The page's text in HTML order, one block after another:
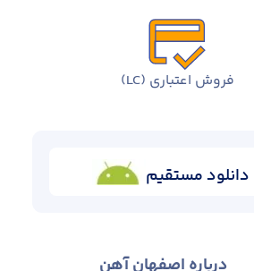
فروش اعتباری (LC)
دانلود مستقیم
درباره اصفهان آهن